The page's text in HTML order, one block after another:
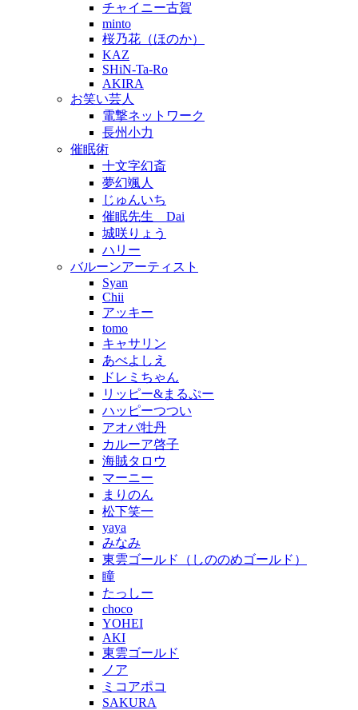
チャイニー古賀
minto
桜乃花（ほのか）
KAZ
SHiN-Ta-Ro
AKIRA
お笑い芸人
電撃ネットワーク
長州小力
催眠術
十文字幻斎
夢幻颯人
じゅんいち
催眠先生 Dai
城咲りょう
ハリー
バルーンアーティスト
Syan
Chii
アッキー
tomo
キャサリン
あべよしえ
ドレミちゃん
リッピー&まるぷー
ハッピーつつい
アオバ牡丹
カルーア啓子
海賊タロウ
マーニー
まりのん
松下笑一
yaya
みなみ
東雲ゴールド（しののめゴールド）
瞳
たっしー
choco
YOHEI
AKI
東雲ゴールド
ノア
ミコアポコ
SAKURA